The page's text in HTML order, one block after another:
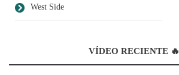
West Side
VÍDEO RECIENTE 🔥